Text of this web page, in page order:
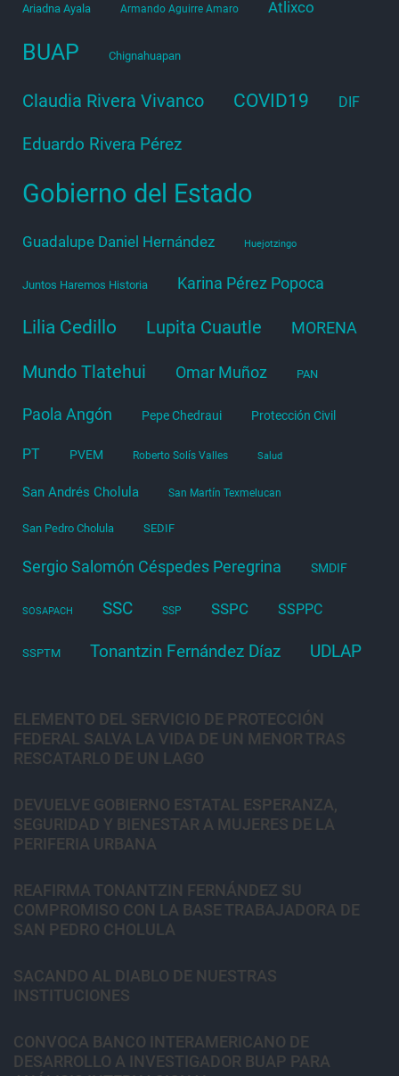
Ariadna Ayala Armando Aguirre Amaro Atlixco
BUAP Chignahuapan
Claudia Rivera Vivanco COVID19 DIF
Eduardo Rivera Pérez
Gobierno del Estado
Guadalupe Daniel Hernández Huejotzingo
Juntos Haremos Historia Karina Pérez Popoca
Lilia Cedillo Lupita Cuautle MORENA
Mundo Tlatehui Omar Muñoz PAN
Paola Angón Pepe Chedraui Protección Civil
PT PVEM Roberto Solís Valles Salud
San Andrés Cholula San Martín Texmelucan
San Pedro Cholula SEDIF
Sergio Salomón Céspedes Peregrina SMDIF
SOSAPACH SSC SSP SSPC SSPPC
SSPTM Tonantzin Fernández Díaz UDLAP
ELEMENTO DEL SERVICIO DE PROTECCIÓN
FEDERAL SALVA LA VIDA DE UN MENOR TRAS
RESCATARLO DE UN LAGO
DEVUELVE GOBIERNO ESTATAL ESPERANZA,
SEGURIDAD Y BIENESTAR A MUJERES DE LA
PERIFERIA URBANA
REAFIRMA TONANTZIN FERNÁNDEZ SU
COMPROMISO CON LA BASE TRABAJADORA DE
SAN PEDRO CHOLULA
SACANDO AL DIABLO DE NUESTRAS
INSTITUCIONES
CONVOCA BANCO INTERAMERICANO DE
DESARROLLO A INVESTIGADOR BUAP PARA